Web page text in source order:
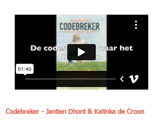
Codebreker - Jantien Dhont & Katinka de Croon